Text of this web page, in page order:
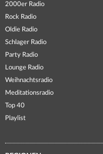
2000er Radio
Rock Radio
Oldie Radio
Schlager Radio
Party Radio
Lounge Radio
Weihnachtsradio
Meditationsradio
Top 40
Playlist